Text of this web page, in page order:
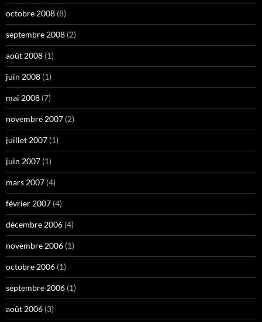
octobre 2008 (8)
septembre 2008 (2)
août 2008 (1)
juin 2008 (1)
mai 2008 (7)
novembre 2007 (2)
juillet 2007 (1)
juin 2007 (1)
mars 2007 (4)
février 2007 (4)
décembre 2006 (4)
novembre 2006 (1)
octobre 2006 (1)
septembre 2006 (1)
août 2006 (3)